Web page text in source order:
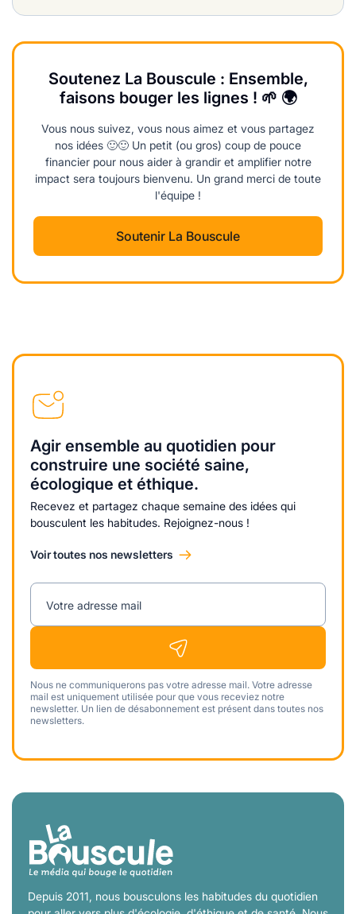
Soutenez La Bouscule : Ensemble,
faisons bouger les lignes ! 🌱 🌍
Vous nous suivez, vous nous aimez et vous partagez
nos idées 🙂🙂 Un petit (ou gros) coup de pouce
financier pour nous aider à grandir et amplifier notre
impact sera toujours bienvenu. Un grand merci de toute
l'équipe !
Soutenir La Bouscule
Agir ensemble au quotidien pour
construire une société saine,
écologique et éthique.
Recevez et partagez chaque semaine des idées qui
bousculent les habitudes. Rejoignez-nous !
Voir toutes nos newsletters
Votre adresse mail
Nous ne communiquerons pas votre adresse mail. Votre adresse
mail est uniquement utilisée pour que vous receviez notre
newsletter. Un lien de désabonnement est présent dans toutes nos
newsletters.
Depuis 2011, nous bousculons les habitudes du quotidien